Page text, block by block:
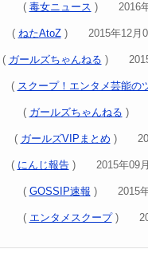
( 毒女ニュース ) 2016年
( ねたAtoZ) 2015年12月
( ガールズちゃんねる ) 2015
( スクープ！エンタメ芸能の
( ガールズちゃんねる )
( ガールズVIPまとめ )
( にんじ報告) 2015年09月
( GOSSIP速報 ) 2015年
( エンタメスクープ)